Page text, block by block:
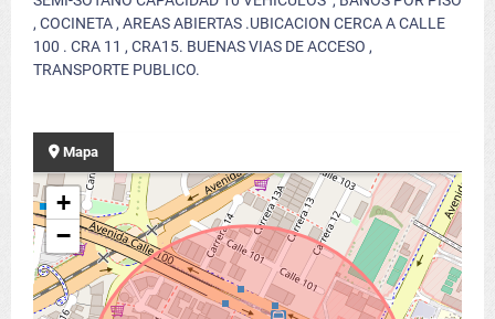
, COCINETA , AREAS ABIERTAS .UBICACION CERCA A CALLE
100 . CRA 11 , CRA15. BUENAS VIAS DE ACCESO ,
TRANSPORTE PUBLICO.
Mapa
+
−